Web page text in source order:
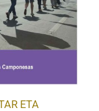
ETA